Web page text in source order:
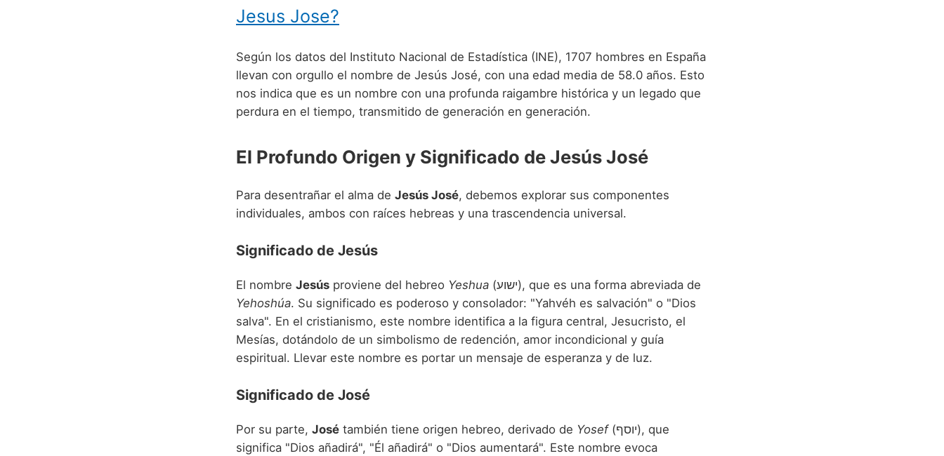
Jesus Jose?
Según los datos del Instituto Nacional de Estadística (INE), 1707 hombres en España
llevan con orgullo el nombre de Jesús José, con una edad media de 58.0 años. Esto
nos indica que es un nombre con una profunda raigambre histórica y un legado que
perdura en el tiempo, transmitido de generación en generación.
El Profundo Origen y Significado de Jesús José
Para desentrañar el alma de Jesús José, debemos explorar sus componentes
individuales, ambos con raíces hebreas y una trascendencia universal.
Significado de Jesús
El nombre Jesús proviene del hebreo Yeshua
(ישוע), que es una forma abreviada de
Yehoshúa. Su significado es poderoso y consolador: "Yahvéh es salvación" o "Dios
salva". En el cristianismo, este nombre identifica a la figura central, Jesucristo, el
Mesías, dotándolo de un simbolismo de redención, amor incondicional y guía
espiritual. Llevar este nombre es portar un mensaje de esperanza y de luz.
Significado de José
Por su parte, José también tiene origen hebreo, derivado de Yosef(יוסף), que
significa "Dios añadirá", "Él añadirá" o "Dios aumentará". Este nombre evoca